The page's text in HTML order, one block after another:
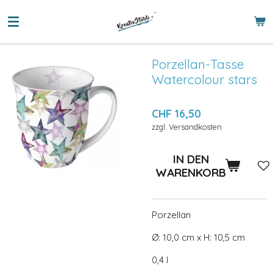
Hauptinhalt
Porzellan-Tasse
Watercolour stars
CHF 16,50
zzgl. Versandkosten
IN DEN
WARENKORB
Porzellan
Ø: 10,0 cm x H: 10,5 cm
0,4 l